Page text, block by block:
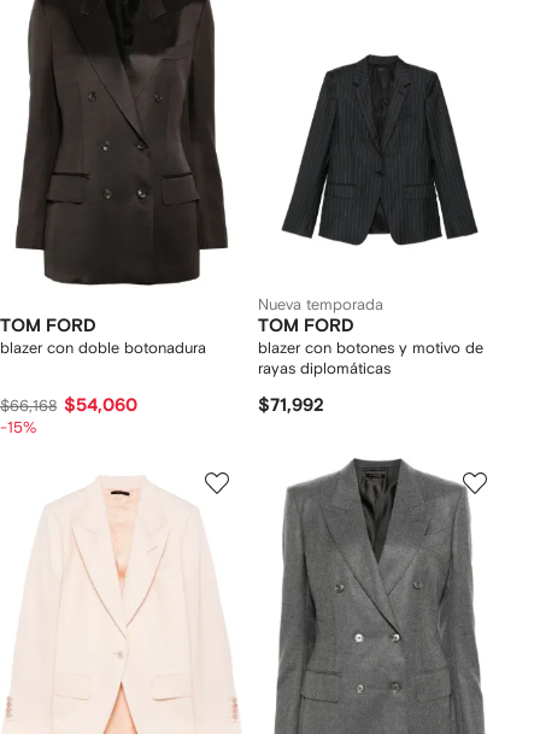
TOM FORD
blazer con doble botonadura
$66,168 $54,060
-15%
Nueva temporada
TOM FORD
blazer con botones y motivo de
rayas diplomáticas
$71,992